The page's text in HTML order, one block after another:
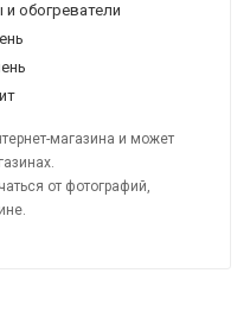
обогреватели
магазина и может
от фотографий,